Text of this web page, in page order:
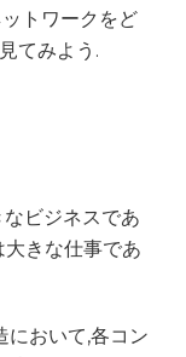
トワークをど
てみよう.
ビジネスであ
大きな仕事であ
において,各コン